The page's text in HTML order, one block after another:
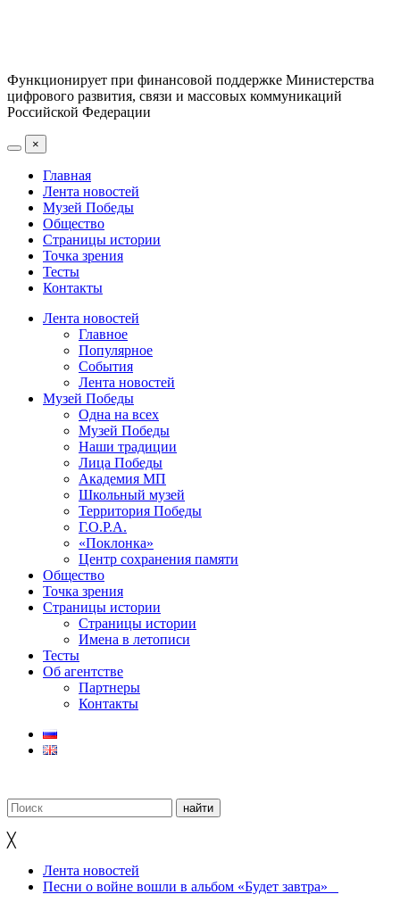
Функционирует при финансовой поддержке Министерства
цифрового развития, связи и массовых коммуникаций
Российской Федерации
×
Главная
Лента новостей
Музей Победы
Общество
Страницы истории
Точка зрения
Тесты
Контакты
Лента новостей
Главное
Популярное
События
Лента новостей
Музей Победы
Одна на всех
Музей Победы
Наши традиции
Лица Победы
Академия МП
Школьный музей
Территория Победы
Г.О.Р.А.
«Поклонка»
Центр сохранения памяти
Общество
Точка зрения
Страницы истории
Страницы истории
Имена в летописи
Тесты
Об агентстве
Партнеры
Контакты
╳
Лента новостей
Песни о войне вошли в альбом «Будет завтра»